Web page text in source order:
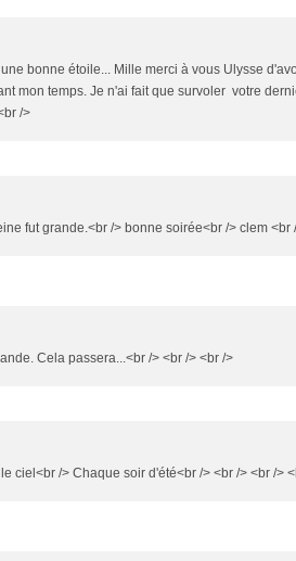
bonne étoile... Mille merci à vous Ulysse
mon temps. Je n'ai fait que survoler votre
/>
fut grande.<br /> bonne soirée<br /> clem <br
Cela passera...<br /> <br /> <br />
ciel<br /> Chaque soir d'été<br /> <br /> <br />